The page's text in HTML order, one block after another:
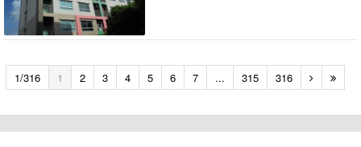
1/316 1 2 3 4 5 6 7 ... 315 316